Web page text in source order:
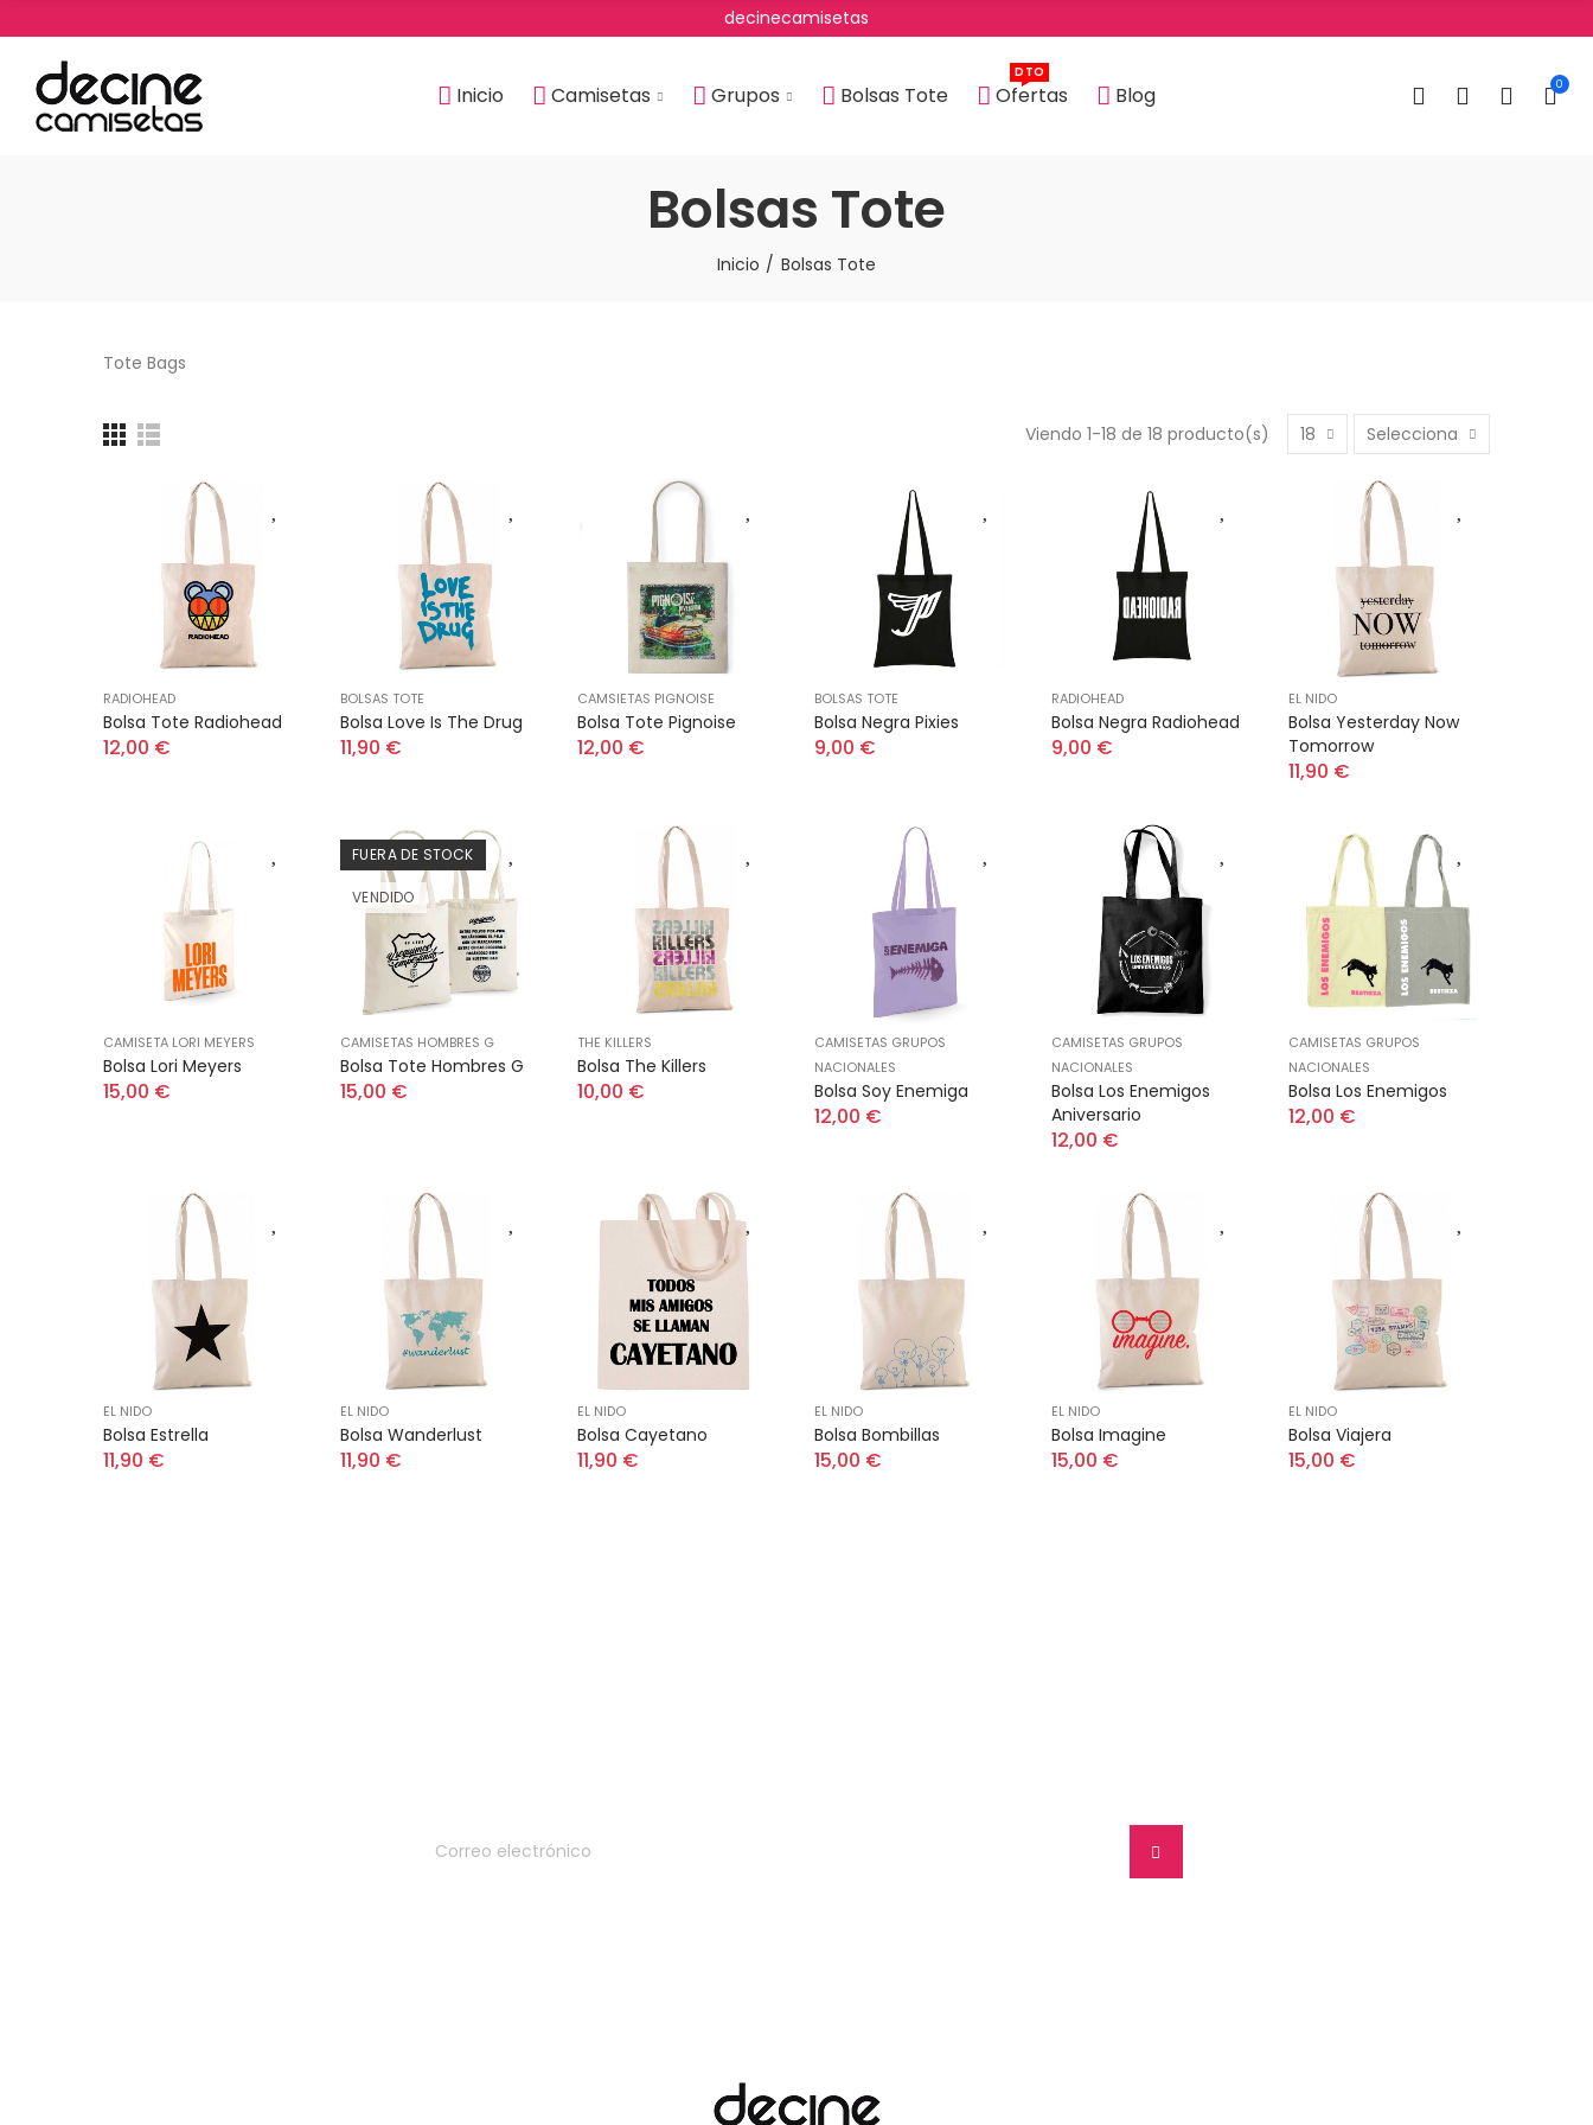
decinecamisetas
Inicio Camisetas Grupos Bolsas Tote Ofertas
DTO
Blog 0
Bolsas Tote
Inicio Bolsas Tote
Tote Bags
Viendo 1-18 de 18 producto(s) 18 Selecciona
RADIOHEAD
Bolsa Tote Radiohead
12,00 €
BOLSAS TOTE
Bolsa Love Is The Drug
11,90 €
CAMSIETAS PIGNOISE
Bolsa Tote Pignoise
12,00 €
BOLSAS TOTE
Bolsa Negra Pixies
9,00 €
RADIOHEAD
Bolsa Negra Radiohead
9,00 €
EL NIDO
Bolsa Yesterday Now
Tomorrow
11,90 €
CAMISETA LORI MEYERS
Bolsa Lori Meyers
15,00 €
FUERA DE STOCK
VENDIDO
CAMISETAS HOMBRES G
Bolsa Tote Hombres G
15,00 €
THE KILLERS
Bolsa The Killers
10,00 €
CAMISETAS GRUPOS
NACIONALES
Bolsa Soy Enemiga
12,00 €
CAMISETAS GRUPOS
NACIONALES
Bolsa Los Enemigos
Aniversario
12,00 €
CAMISETAS GRUPOS
NACIONALES
Bolsa Los Enemigos
12,00 €
EL NIDO
Bolsa Estrella
11,90 €
EL NIDO
Bolsa Wanderlust
11,90 €
EL NIDO
Bolsa Cayetano
11,90 €
EL NIDO
Bolsa Bombillas
15,00 €
EL NIDO
Bolsa Imagine
15,00 €
EL NIDO
Bolsa Viajera
15,00 €